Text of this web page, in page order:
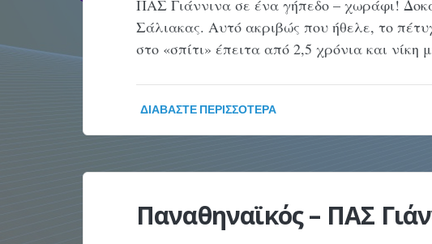
ΠΑΣ Γιάννινα σε ένα γήπεδο – χωράφι!
Σάλιακας. Αυτό ακριβώς που ήθελε, το
στο «σπίτι» έπειτα από 2,5 χρόνια και
ΔΙΑΒΆΣΤΕ ΠΕΡΙΣΣΌΤΕΡΑ
Παναθηναϊκός – ΠΑΣ